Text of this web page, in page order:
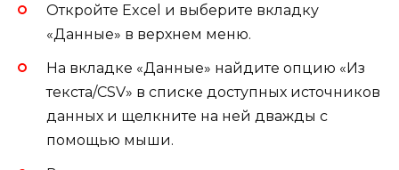
Откройте Excel и выберите вкладку
«Данные» в верхнем меню.
На вкладке «Данные» найдите опцию «Из
текста/CSV» в списке доступных источников
данных и щелкните на ней дважды с
помощью мыши.